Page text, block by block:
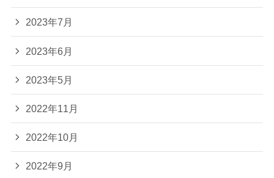
2023年7月
2023年6月
2023年5月
2022年11月
2022年10月
2022年9月